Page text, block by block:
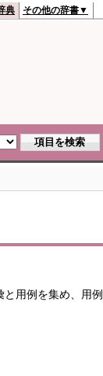
典 その他の辞書▼
用例を集め、用